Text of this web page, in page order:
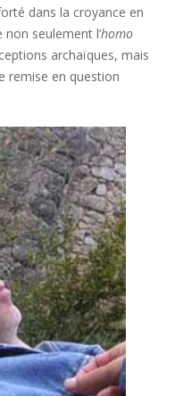
dans la croyance en
seulement l’homo
archaïques, mais
remise en question